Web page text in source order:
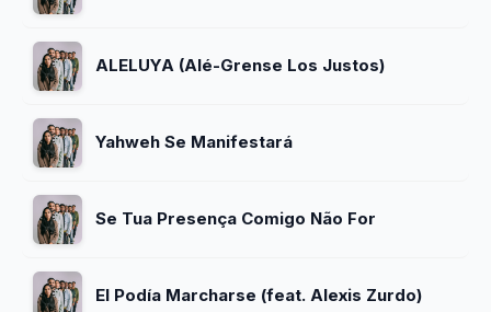
ALELUYA (Alé-Grense Los Justos)
Yahweh Se Manifestará
Se Tua Presença Comigo Não For
El Podía Marcharse (feat. Alexis Zurdo)